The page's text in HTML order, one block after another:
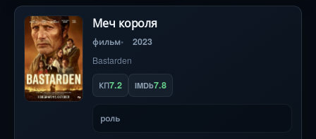
Меч короля
фильм 2023
Bastarden
КП7.2 IMDb7.8
роль